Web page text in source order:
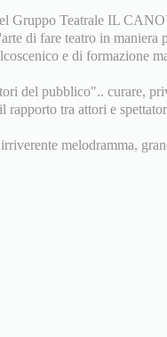
Gruppo Teatrale IL
di fare teatro in maniera
e di formazione
del pubblico".. curare,
rapporto tra attori e
melodramma,